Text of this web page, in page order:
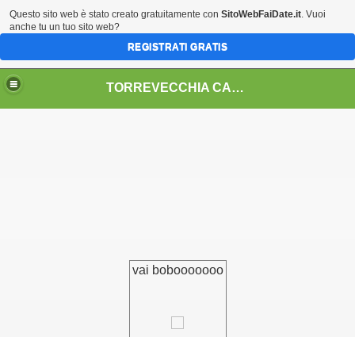
TORREVECCHIA CALCIO 2004
vai bobooooooo
Questo sito web è stato creato gratuitamente con SitoWebFaiDate.it. Vuoi
anche tu un tuo sito web?
REGISTRATI GRATIS